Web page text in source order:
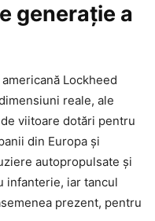
generație a
Lockheed
reale, ale
viitoare dotări pentru
din Europa și
autopropulsate și
infanterie, iar tancul
prezent, pentru